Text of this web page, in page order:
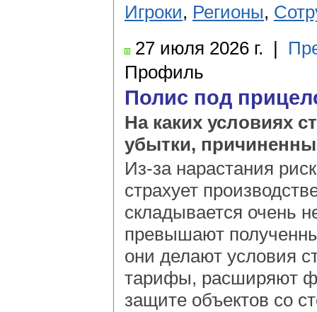
Игроки, Регионы,
27 июля 2026 г. |
Профиль
Полис под
На каких условиях
убытки,
Из-за нарастания
страхует
складывается очень
превышают
они делают условия
тарифы, расширяют
защите объектов со